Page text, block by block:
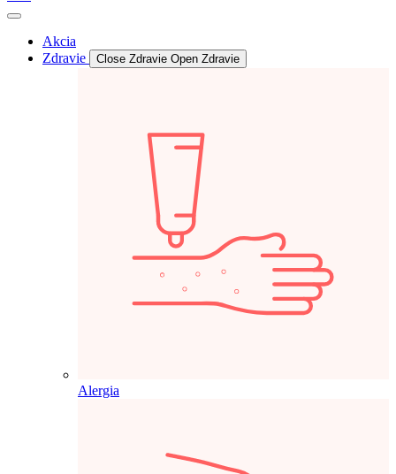
Akcia
Zdravie
Close Zdravie Open Zdravie
Alergia